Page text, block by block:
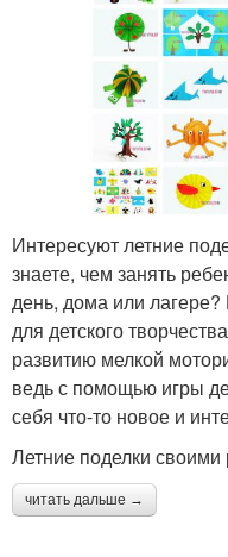
Интересуют летние
знаете, чем занять
день, дома или
для детского
развитию мелкой
ведь с помощью игры
себя что-то новое и
Летние поделки
читать дальше →